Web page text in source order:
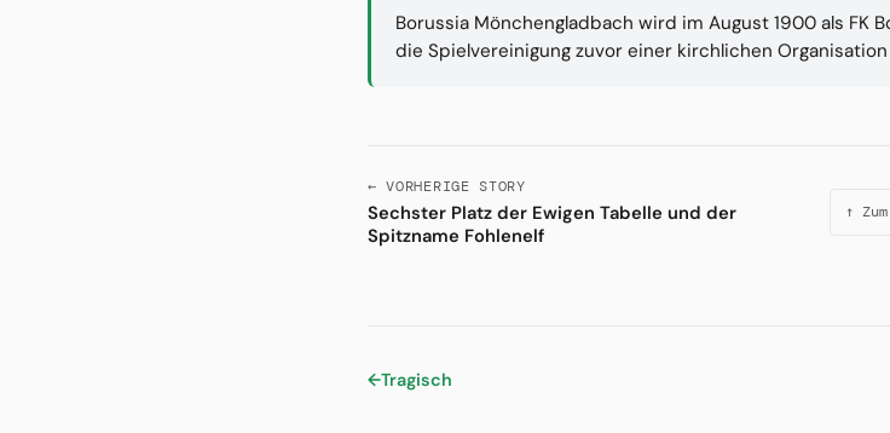
Borussia Mönchengladbach wird im August 1900 als FK
die Spielvereinigung zuvor einer kirchlichen
← VORHERIGE STORY
Sechster Platz der Ewigen Tabelle und der
Spitzname Fohlenelf
↑
←Tragisch